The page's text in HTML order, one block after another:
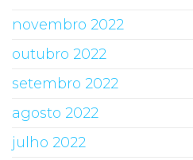
novembro 2022
outubro 2022
setembro 2022
agosto 2022
julho 2022